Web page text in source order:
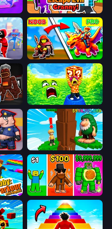
Escape Evil Granny!
Battle of Knights: Robby and Dragons
Save Memerots: Acid Lava lake
Steal Beanstalk for Brainrots
Obby: Parkour with Ragdoll Obby Brainrot Merge